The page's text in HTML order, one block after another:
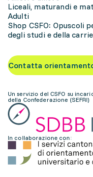
Liceali, maturandi e
Adulti
Shop CSFO: Opuscoli
degli studi e della
Contatta
Un servizio del CSFO su
della Confederazione (SEFRI)
In collaborazione con: